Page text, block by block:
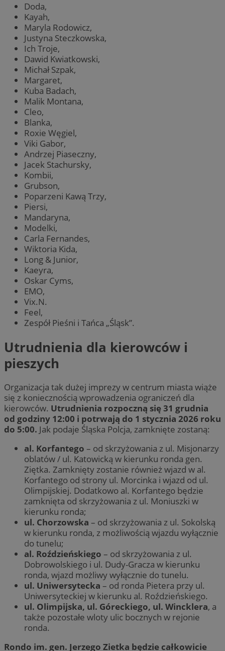
Doda,
Kayah,
Maryla Rodowicz,
Justyna Steczkowska,
Ich Troje,
Dawid Kwiatkowski,
Michał Szpak,
Margaret,
Kuba Badach,
Malik Montana,
Cleo,
Blanka,
Roxie Węgiel,
Viki Gabor,
Andrzej Piaseczny,
Jacek Stachursky,
Kombii,
Grubson,
Poparzeni Kawą Trzy,
Piersi,
Mandaryna,
Modelki,
Carla Fernandes,
Wiktoria Kida,
Long & Junior,
Kaeyra,
Oskar Cyms,
EMO,
Vix.N.
Feel,
Zespół Pieśni i Tańca „Śląsk”.
Utrudnienia dla kierowców i
pieszych
Organizacja tak dużej imprezy w centrum miasta wiąże
się z koniecznością wprowadzenia ograniczeń dla
kierowców. Utrudnienia rozpoczną się 31 grudnia
od godziny 12:00 i potrwają do 1 stycznia 2026 roku
do 5:00. Jak podaje Śląska Polcja, zamknięte zostaną:
al. Korfantego – od skrzyżowania z ul. Misjonarzy
oblatów / ul. Katowicką w kierunku ronda gen.
Ziętka. Zamknięty zostanie również wjazd w al.
Korfantego od strony ul. Morcinka i wjazd od ul.
Olimpijskiej. Dodatkowo al. Korfantego będzie
zamknięta od skrzyżowania z ul. Moniuszki w
kierunku ronda;
ul. Chorzowska – od skrzyżowania z ul. Sokolską
w kierunku ronda, z możliwością wjazdu wyłącznie
do tunelu;
al. Roździeńskiego – od skrzyżowania z ul.
Dobrowolskiego i ul. Dudy-Gracza w kierunku
ronda, wjazd możliwy wyłącznie do tunelu.
ul. Uniwersytecka – od ronda Pietera przy ul.
Uniwersyteckiej w kierunku al. Roździeńskiego.
ul. Olimpijska, ul. Góreckiego, ul. Wincklera, a
także pozostałe wloty ulic bocznych w rejonie
ronda.
Rondo im. gen. Jerzego Zietka będzie całkowicie